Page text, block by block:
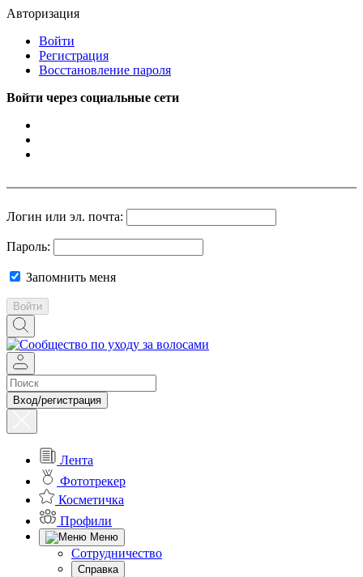
Авторизация
Войти
Регистрация
Восстановление пароля
Войти через социальные сети
Логин или эл. почта:
Пароль:
Запомнить меня
Войти
Вход/регистрация
Лента
Фототрекер
Косметичка
Профили
Меню
Сотрудничество
Справка